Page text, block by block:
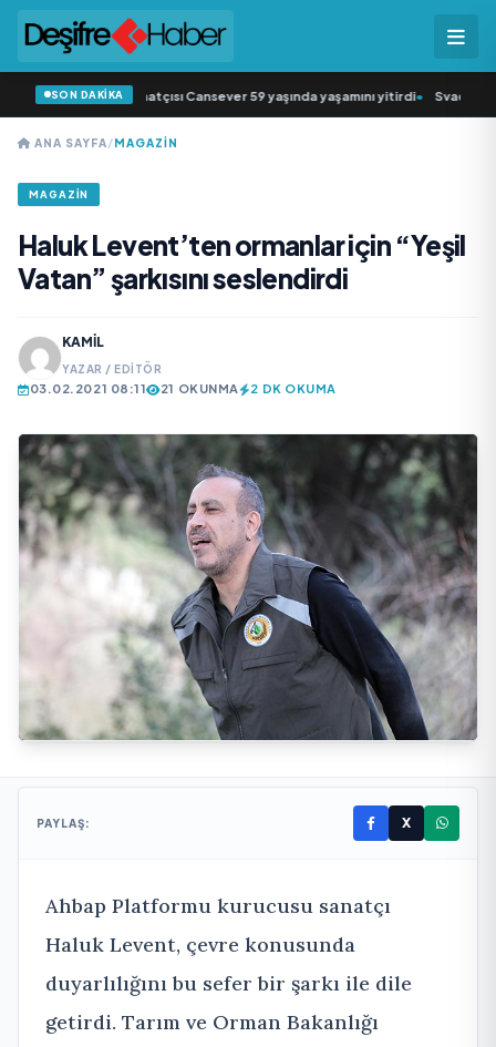
SON DAKİKA
müziğin sevilen sanatçısı Cansever 59 yaşında yaşamını yitirdi• Svadba
ANA SAYFA/MAGAZIN
MAGAZIN
Haluk Levent’ten ormanlar için “Yeşil
Vatan” şarkısını seslendirdi
KAMIL
YAZAR / EDITÖR
03.02.2021 08:11 21 OKUNMA 2 DK OKUMA
PAYLAŞ: X
Ahbap Platformu kurucusu sanatçı
Haluk Levent, çevre konusunda
duyarlılığını bu sefer bir şarkı ile dile
getirdi. Tarım ve Orman Bakanlığı